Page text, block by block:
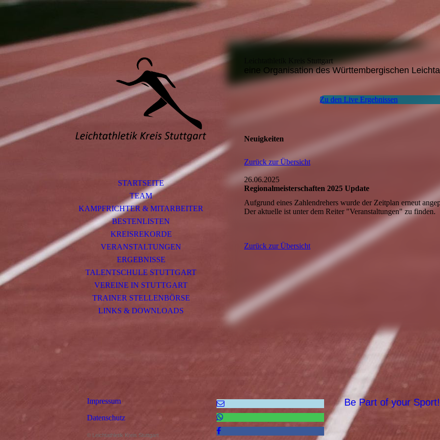
STARTSEITE
TEAM
KAMPFRICHTER & MITARBEITER
BESTENLISTEN
KREISREKORDE
VERANSTALTUNGEN
ERGEBNISSE
TALENTSCHULE STUTTGART
VEREINE IN STUTTGART
TRAINER STELLENBÖRSE
LINKS & DOWNLOADS
Leichtathletik Kreis Stuttgart
eine Organisation des Württembergischen
Zu den Live Ergebnissen
Neuigkeiten
Zurück zur Übersicht
26.06.2025
Regionalmeisterschaften 2025 Update
Aufgrund eines Zahlendrehers wurde der Zeitplan erneut
Der aktuelle ist unter dem Reiter "Veranstaltungen" zu finden.
Zurück zur Übersicht
Impressum
Datenschutz
© Leichtathletik Kreis Stuttgart
Be Part of your Sport!